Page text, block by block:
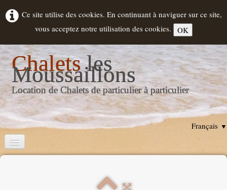
Ce site utilise des cookies. En continuant à naviguer sur ce site,
vous acceptez notre utilisation des cookies.
OK
Chaletsles
Moussaillons
Location de Chalets de particulier à particulier
Français ▼
Accueil